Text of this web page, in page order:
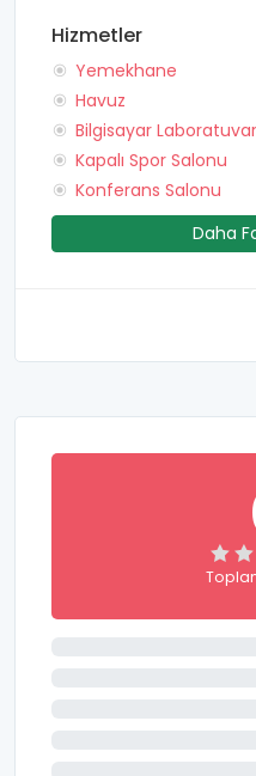
katsayısını maksimum
hedeflemektedir.
bulundukları süre
ve duygusal anlamda
Uzman kişilerce
yüzyıl gereksinimlerini
kazandırabilecek
Öğrencilerin gelişim
öğrencilere en doğru
İlkokulu'nda akademik,
alanlarda gelişim her
Öğrencilerin ilgili,
ve kulüp etkinlikleri
Hizmetler
Yemekhane
Havuz
Bilgisayar
Kapalı Spor Salonu
Konferans Salonu
Daha